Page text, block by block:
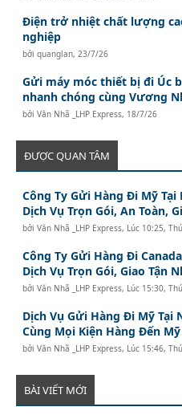
Điện trở nhiệt chất lượng
nghiệp
bởiquanglan, 23/7/26
Gửi máy móc thiết bị đi Úc
nhanh chóng cùng Vương
bởiVăn Nhã _LHP Express, 18/7/26
ĐƯỢC QUAN TÂM
Công Ty Gửi Hàng Đi Mỹ Tại
Dịch Vụ Trọn Gói, An Toàn,
bởiVăn Nhã _LHP Express, Lúc 10:25,
Công Ty Gửi Hàng Đi
Dịch Vụ Trọn Gói, Giao Tận
bởiVăn Nhã _LHP Express, Lúc 15:30,
Dịch Vụ Gửi Hàng Đi Mỹ Tại
Cùng Mọi Kiện Hàng Đến
bởiVăn Nhã _LHP Express, Lúc 15:46,
BÀI VIẾT MỚI